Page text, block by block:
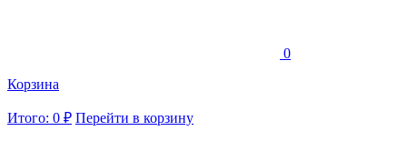
0
Корзина
Итого: 0 ₽ Перейти в корзину